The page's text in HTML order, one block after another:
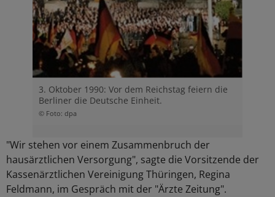
3. Oktober 1990: Vor dem Reichstag feiern die
Berliner die Deutsche Einheit.
© Foto: dpa
"Wir stehen vor einem Zusammenbruch der
hausärztlichen Versorgung", sagte die Vorsitzende der
Kassenärztlichen Vereinigung Thüringen, Regina
Feldmann, im Gespräch mit der "Ärzte Zeitung".